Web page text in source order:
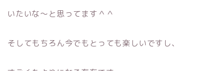
いたいな〜と思ってます＾＾
そしてもちろん今でもとっても楽しいですし、